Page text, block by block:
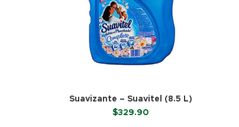
Suavizante – Suavitel (8.5 L)
$329.90